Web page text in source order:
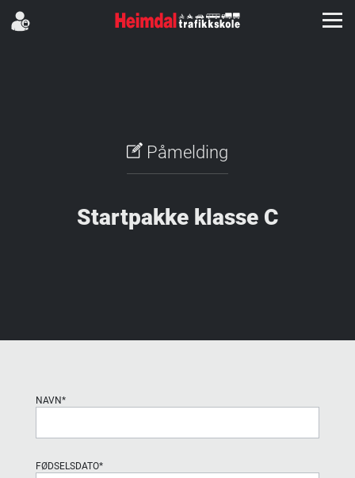
Påmelding
Startpakke klasse C
NAVN*
FØDSELSDATO*